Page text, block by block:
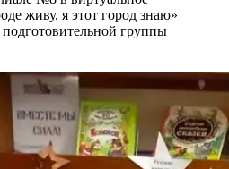
живу, я этот город знаю»
группы